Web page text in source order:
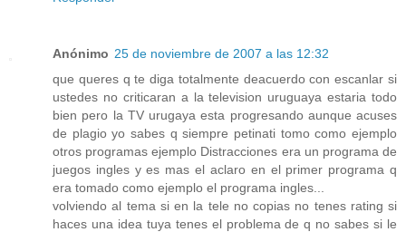
Anónimo 25 de noviembre de 2007 a las 12:32
que queres q te diga totalmente deacuerdo con escanlar si
ustedes no criticaran a la television uruguaya estaria todo
bien pero la TV urugaya esta progresando aunque acuses
de plagio yo sabes q siempre petinati tomo como ejemplo
otros programas ejemplo Distracciones era un programa de
juegos ingles y es mas el aclaro en el primer programa q
era tomado como ejemplo el programa ingles...
volviendo al tema si en la tele no copias no tenes rating si
haces una idea tuya tenes el problema de q no sabes si le